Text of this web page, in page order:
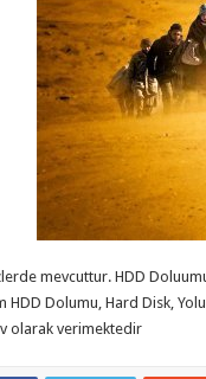
mevcuttur. HDD
HDD Dolumu, Hard Disk,
olarak verimektedir